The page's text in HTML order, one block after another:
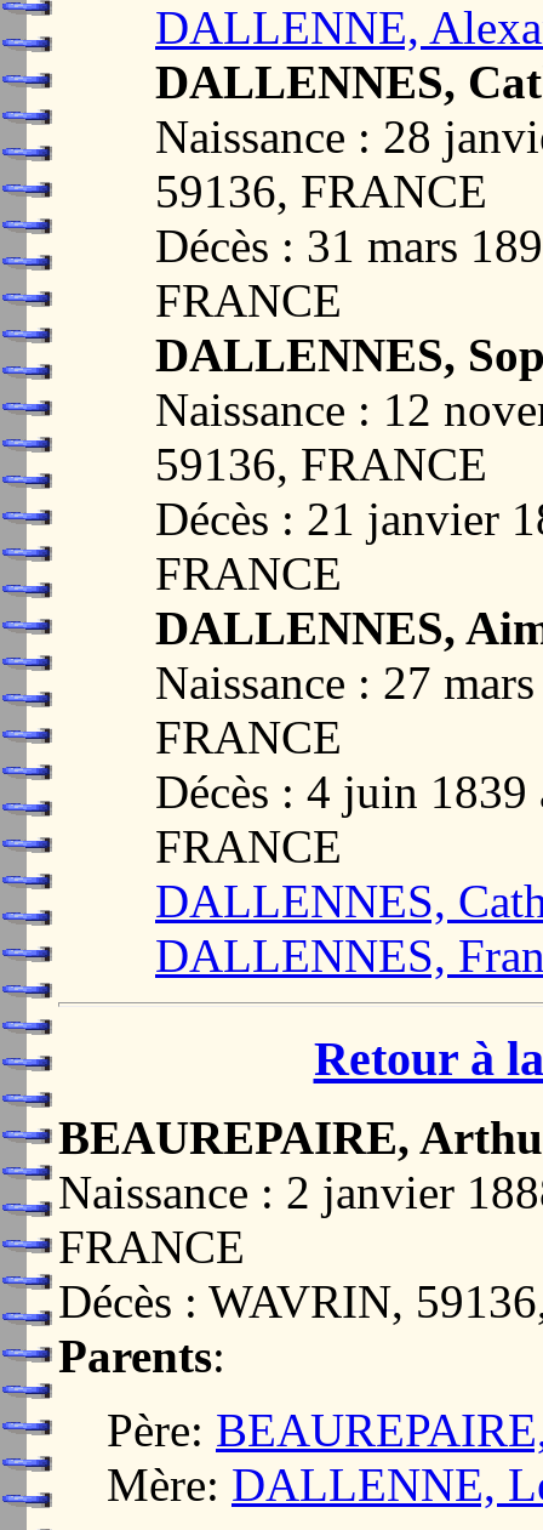
DALLENNE,
DALLENNES,
Naissance : 28
59136, FRANCE
Décès : 31 mars
FRANCE
DALLENNES,
Naissance : 12
59136, FRANCE
Décès : 21 janvier
FRANCE
DALLENNES,
Naissance : 27
FRANCE
Décès : 4 juin
FRANCE
DALLENNES,
DALLENNES,
Retour à
BEAUREPAIRE,
Naissance : 2 janvier
FRANCE
Décès : WAVRIN,
Parents:
Père:
Mère: DALLENNE,